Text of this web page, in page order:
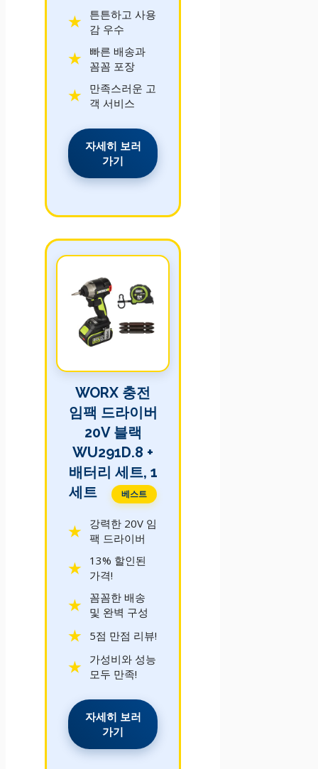
튼튼하고 사용
감 우수
빠른 배송과
꼼꼼 포장
만족스러운 고
객 서비스
자세히 보러
가기
WORX 충전
임팩 드라이버
20V 블랙
WU291D.8 +
배터리 세트, 1
세트
베스트
강력한 20V 임
팩 드라이버
13% 할인된
가격!
꼼꼼한 배송
및 완벽 구성
5점 만점 리뷰!
가성비와 성능
모두 만족!
자세히 보러
가기